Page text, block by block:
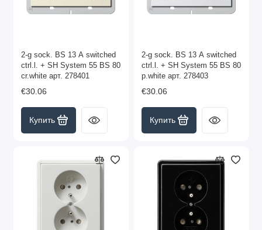
2-g sock. BS 13 A switched
ctrl.l. + SH System 55 BS 80
cr.white арт. 278401
€30.06
Купить
2-g sock. BS 13 A switched
ctrl.l. + SH System 55 BS 80
p.white арт. 278403
€30.06
Купить